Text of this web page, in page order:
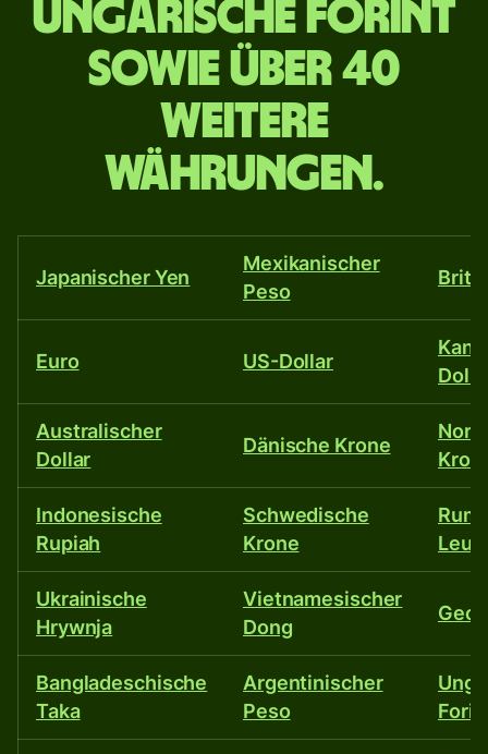
Ungarische
Forint
über
40
weitere
Währungen.
Ungarische Forint
sowie über 40
weitere
Währungen.
Japanischer Yen
Mexikanischer
Peso
Euro US-Dollar
Australischer
Dollar
Dänische Krone
Indonesische
Rupiah
Schwedische
Krone
Leu
Ukrainische
Hrywnja
Vietnamesischer
Dong
Bangladeschische
Taka
Argentinischer
Peso